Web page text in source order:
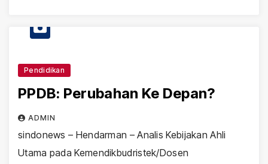
Pendidikan
PPDB: Perubahan Ke Depan?
ADMIN
sindonews – Hendarman – Analis Kebijakan Ahli
Utama pada Kemendikbudristek/Dosen